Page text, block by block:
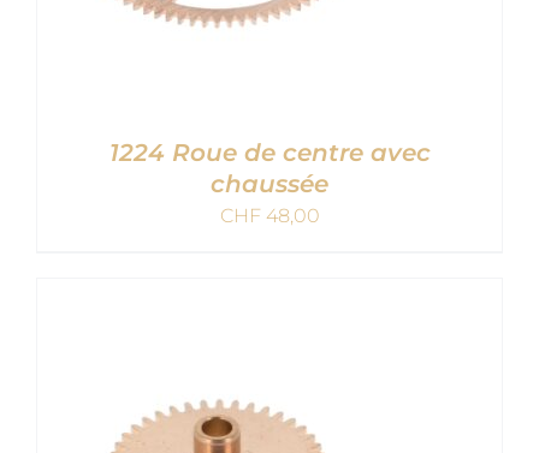
1224 Roue de centre avec
chaussée
CHF48,00